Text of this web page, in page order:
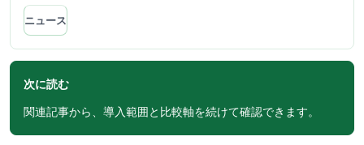
ニュース
次に読む
関連記事から、導入範囲と比較軸を続けて確認できます。